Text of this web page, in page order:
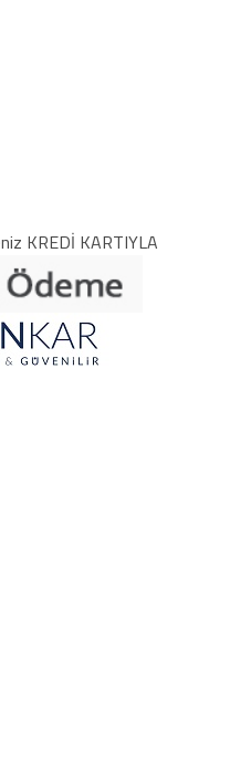
KREDİ KARTIYLA